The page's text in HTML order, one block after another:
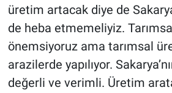
üretim artacak diye de
de heba etmemeliyiz.
önemsiyoruz ama tarımsal
arazilerde yapılıyor.
değerli ve verimli. Üretim